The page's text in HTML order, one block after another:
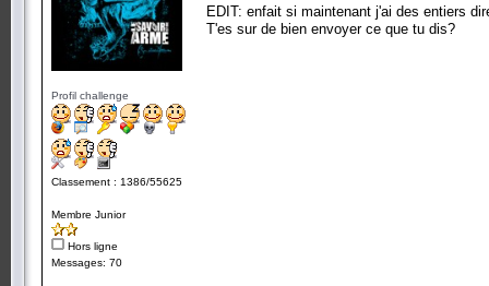
Profil challenge
Classement : 1386/55625
Membre Junior
Hors ligne
Messages: 70
EDIT: enfait si maintenant j'ai des entiers
T'es sur de bien envoyer ce que tu dis?